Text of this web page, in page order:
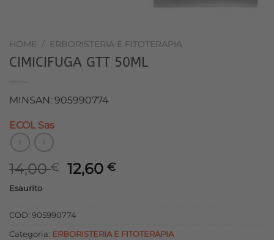
HOME / ERBORISTERIA E FITOTERAPIA
CIMICIFUGA GTT 50ML
MINSAN: 905990774
ECOL Sas
14,00€
Il
era:
14,00 €.
12,60€Il
12,60 €.
Esaurito
COD: 905990774
Categoria: ERBORISTERIA E FITOTERAPIA